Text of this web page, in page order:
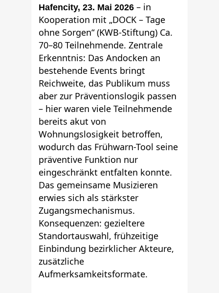
Hafencity, 23. Mai 2026 – in
Kooperation mit „DOCK – Tage
ohne Sorgen“ (KWB-Stiftung) Ca.
70–80 Teilnehmende. Zentrale
Erkenntnis: Das Andocken an
bestehende Events bringt
Reichweite, das Publikum muss
aber zur Präventionslogik passen
– hier waren viele Teilnehmende
bereits akut von
Wohnungslosigkeit betroffen,
wodurch das Frühwarn-Tool seine
präventive Funktion nur
eingeschränkt entfalten konnte.
Das gemeinsame Musizieren
erwies sich als stärkster
Zugangsmechanismus.
Konsequenzen: gezieltere
Standortauswahl, frühzeitige
Einbindung bezirklicher Akteure,
zusätzliche
Aufmerksamkeitsformate.